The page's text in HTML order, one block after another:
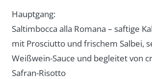
Hauptgang:
Saltimbocca alla Romana – saftige
mit Prosciutto und frischem Salbei,
Weißwein-Sauce und begleitet von
Safran-Risotto